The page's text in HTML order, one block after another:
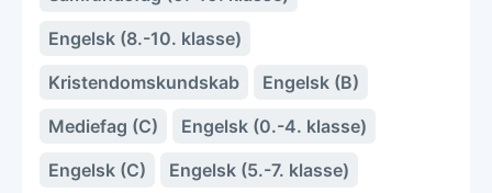
Engelsk (8.-10. klasse)
Kristendomskundskab
Engelsk (B)
Mediefag (C)
Engelsk (0.-4. klasse)
Engelsk (C)
Engelsk (5.-7. klasse)